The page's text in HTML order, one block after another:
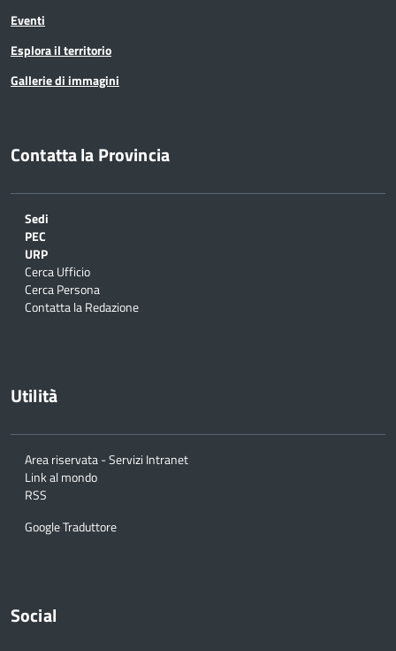
Eventi
Esplora il territorio
Gallerie di immagini
Contatta la Provincia
Sedi
PEC
URP
Cerca Ufficio
Cerca Persona
Contatta la Redazione
Utilità
Area riservata - Servizi Intranet
Link al mondo
RSS
Google Traduttore
Social